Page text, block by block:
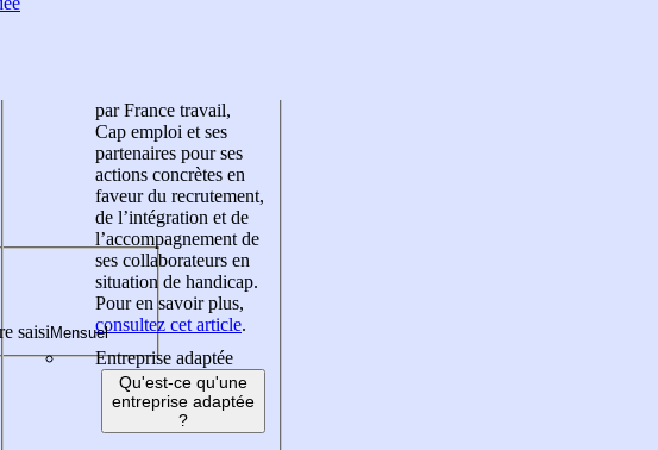
saisi
par France travail,
Cap emploi et ses
partenaires pour ses
actions concrètes en
faveur du recrutement,
de l’intégration et de
l’accompagnement de
ses collaborateurs en
situation de handicap.
Pour en savoir plus,
consultez cet article.
Entreprise adaptée
Qu'est-ce qu'une
entreprise adaptée
?